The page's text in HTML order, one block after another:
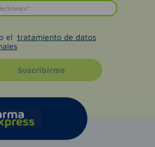
el tratamiento de datos
Suscribirme